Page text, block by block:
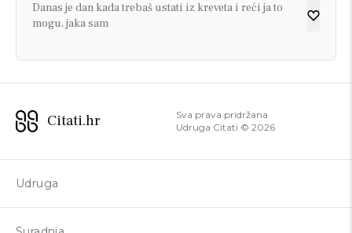
Danas je dan kada trebaš ustati iz kreveta i reći ja to
mogu, jaka sam
Citati.hr
Sva prava pridržana
Udruga Citati © 2026
Udruga